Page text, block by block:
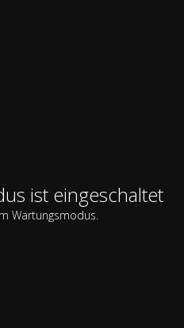
ist eingeschaltet
Wartungsmodus.